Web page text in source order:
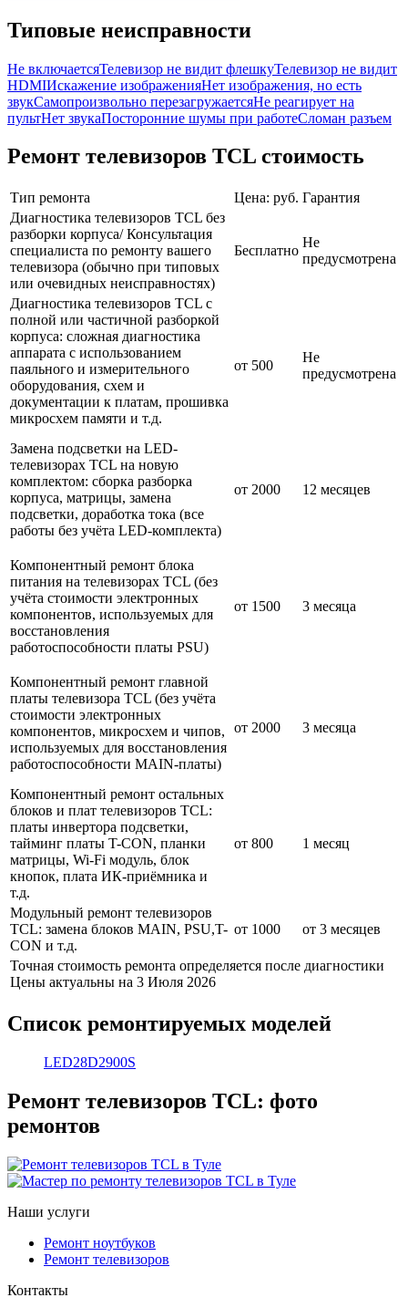
Типовые неисправности
Не включаетсяТелевизор не видит флешкуТелевизор не видит
HDMIИскажение изображенияНет изображения, но есть
звукСамопроизвольно перезагружаетсяНе реагирует на
пультНет звукаПосторонние шумы при работеСломан разъем
Ремонт телевизоров TCL стоимость
Тип ремонта Цена: руб. Гарантия
Диагностика телевизоров TCL без
разборки корпуса/ Консультация
специалиста по ремонту вашего
телевизора (обычно при типовых
или очевидных неисправностях)
Бесплатно
Не
предусмотрена
Диагностика телевизоров TCL с
полной или частичной разборкой
корпуса: сложная диагностика
аппарата с использованием
паяльного и измерительного
оборудования, схем и
документации к платам, прошивка
микросхем памяти и т.д.
от 500
Не
предусмотрена
Замена подсветки на LED-
телевизорах TCL на новую
комплектом: сборка разборка
корпуса, матрицы, замена
подсветки, доработка тока (все
работы без учёта LED-комплекта)
от 2000 12 месяцев
Компонентный ремонт блока
питания на телевизорах TCL (без
учёта стоимости электронных
компонентов, используемых для
восстановления
работоспособности платы PSU)
от 1500 3 месяца
Компонентный ремонт главной
платы телевизора TCL (без учёта
стоимости электронных
компонентов, микросхем и чипов,
используемых для восстановления
работоспособности MAIN-платы)
от 2000 3 месяца
Компонентный ремонт остальных
блоков и плат телевизоров TCL:
платы инвертора подсветки,
тайминг платы T-CON, планки
матрицы, Wi-Fi модуль, блок
кнопок, плата ИК-приёмника и
т.д.
от 800 1 месяц
Модульный ремонт телевизоров
TCL: замена блоков MAIN, PSU,T-
CON и т.д.
от 1000 от 3 месяцев
Точная стоимость ремонта определяется после диагностики
Цены актуальны на 3 Июля 2026
Список ремонтируемых моделей
LED28D2900S
Ремонт телевизоров TCL: фото
ремонтов
Наши услуги
Ремонт ноутбуков
Ремонт телевизоров
Контакты